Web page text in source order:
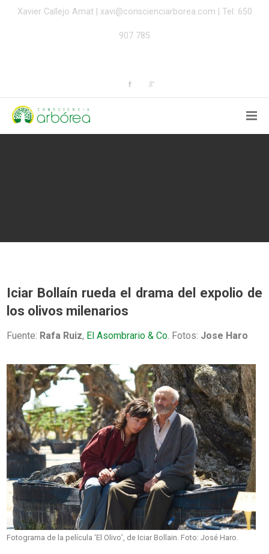
Xavier Callejo Amat | xavi@conscienciarborea.com | Tel: 650
907 785
Iciar Bollaín rueda el drama del expolio de
los olivos milenarios
Fuente: Rafa Ruiz, El Asombrario & Co. Fotos: Jose Haro
Fotograma de la película ‘El Olivo’, de Iciar Bollain. Foto: José Haro.